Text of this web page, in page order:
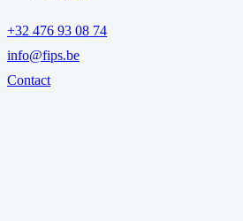
+32 476 93 08 74
info@fips.be
Contact